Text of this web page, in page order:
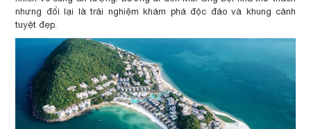
nhưng đổi lại là trải nghiệm khám phá độc đáo và khung cảnh
tuyệt đẹp.